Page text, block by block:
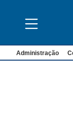
Administração